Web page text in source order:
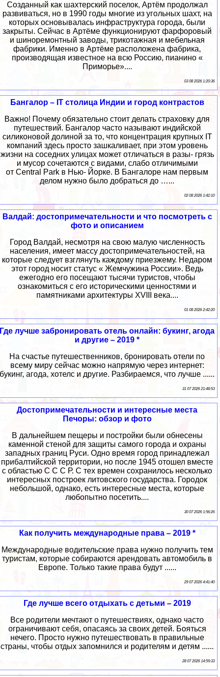
Созданный как шахтерский поселок, Артём продолжал
развиваться, но в 1990 годы многие из угольных шахт, на
которых основывалась инфраструктура города, были
закрыты. Сейчас в Артёме функционируют фарфоровый
и шиноремонтный заводы, трикотажная и мебельная
фабрики. Именно в Артёме расположена фабрика,
производящая известное на всю Россию, пианино «
Приморье»....
03 08 2026 1:20:36
Бангалор – IT столица Индии и город контрастов
Важно! Почему обязательно стоит делать страховку для
путешествий. Бангалор часто называют индийской
силиконовой долиной за то, что концентрация крупных IT
компаний здесь просто зашкаливает, при этом уровень
жизни на соседних улицах может отличаться в разы- грязь
и мусор сочетаются с видами, слабо отличимыми
от Central Park в Нью- Йорке. В Бангалоре нам первым
делом нужно было добраться до …...
02 08 2026 1:42:10
Валдай: достопримечательности и что посмотреть с
фото и описанием
Город Валдай, несмотря на свою малую численность
населения, имеет массу достопримечательностей, на
которые следует взглянуть каждому приезжему. Недаром
этот город носит статус « Жемчужина России». Ведь
ежегодно его посещают тысячи туристов, чтобы
ознакомиться с его историческими ценностями и
памятниками архитектуры XVIII века....
01 08 2026 2:42:20
Где лучше забронировать отель онлайн: букинг, агода
и другие – 2019 *
На счастье путешественников, бронировать отели по
всему миру сейчас можно напрямую через интернет:
букинг, агода, хотелс и другие. Разбираемся, что лучше ......
31 07 2026 21:48:53
Достопримечательности и интересные места
Печоры: обзор и фото
В дальнейшем пещеры и постройки были обнесены
каменной стеной для защиты самого города и охраны
западных границ Руси. Одно время город принадлежал
прибалтийской территории, но после 1945 отошел вместе
с областью С С С Р. С тех времен сохранилось несколько
интересных построек литовского государства. Городок
небольшой, однако, есть интересные места, которые
любопытно посетить....
30 07 2026 1:56:26
Как получить международные права – 2019 *
Международные водительские права нужно получить тем
туристам, которые собираются арендовать автомобиль в
Европе. Только такие права будут ......
29 07 2026 4:41:40
Где лучше всего отдыхать с детьми – 2019
Все родители мечтают о путешествиях, однако часто
ограничивают себя, опасаясь за своих детей. Бояться
нечего. Просто нужно путешествовать в правильные
страны, чтобы отдых запомнился и родителям и детям ......
28 07 2026 14:59:33